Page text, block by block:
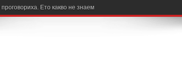
Ето какво не знаем